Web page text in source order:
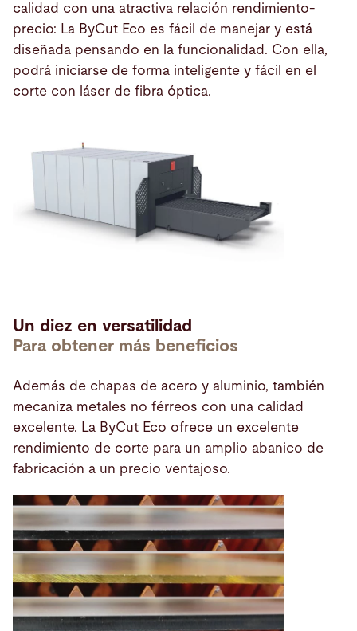
calidad con una atractiva relación rendimiento-
precio: La ByCut Eco es fácil de manejar y está
diseñada pensando en la funcionalidad. Con ella,
podrá iniciarse de forma inteligente y fácil en el
corte con láser de fibra óptica.
Un diez en versatilidad
Para obtener más beneficios
Además de chapas de acero y aluminio, también
mecaniza metales no férreos con una calidad
excelente. La ByCut Eco ofrece un excelente
rendimiento de corte para un amplio abanico de
fabricación a un precio ventajoso.